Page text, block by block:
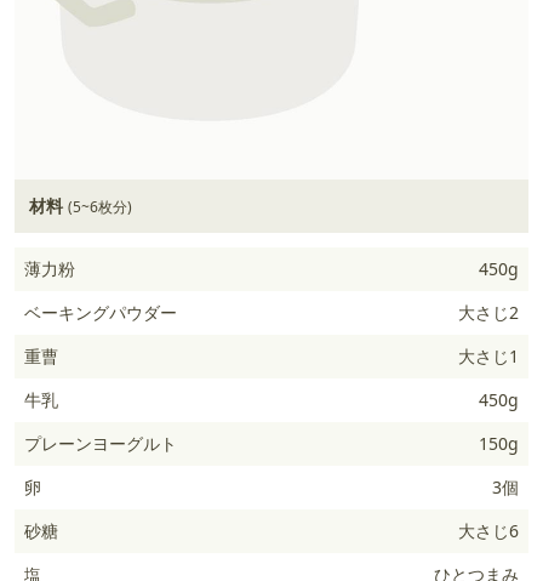
材料 (5~6枚分)
薄力粉
450g
ベーキングパウダー
大さじ2
重曹
大さじ1
牛乳
450g
プレーンヨーグルト
150g
卵
3個
砂糖
大さじ6
塩
ひとつまみ